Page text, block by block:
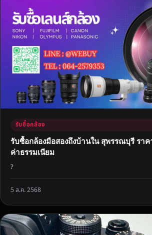
รับซื้อกล้อง
รับซื้อกล้องมือสองถึงบ้านใน สุพรรณบุรี รา
ค่าธรรมเนียม
?
5 ส.ค. 2568